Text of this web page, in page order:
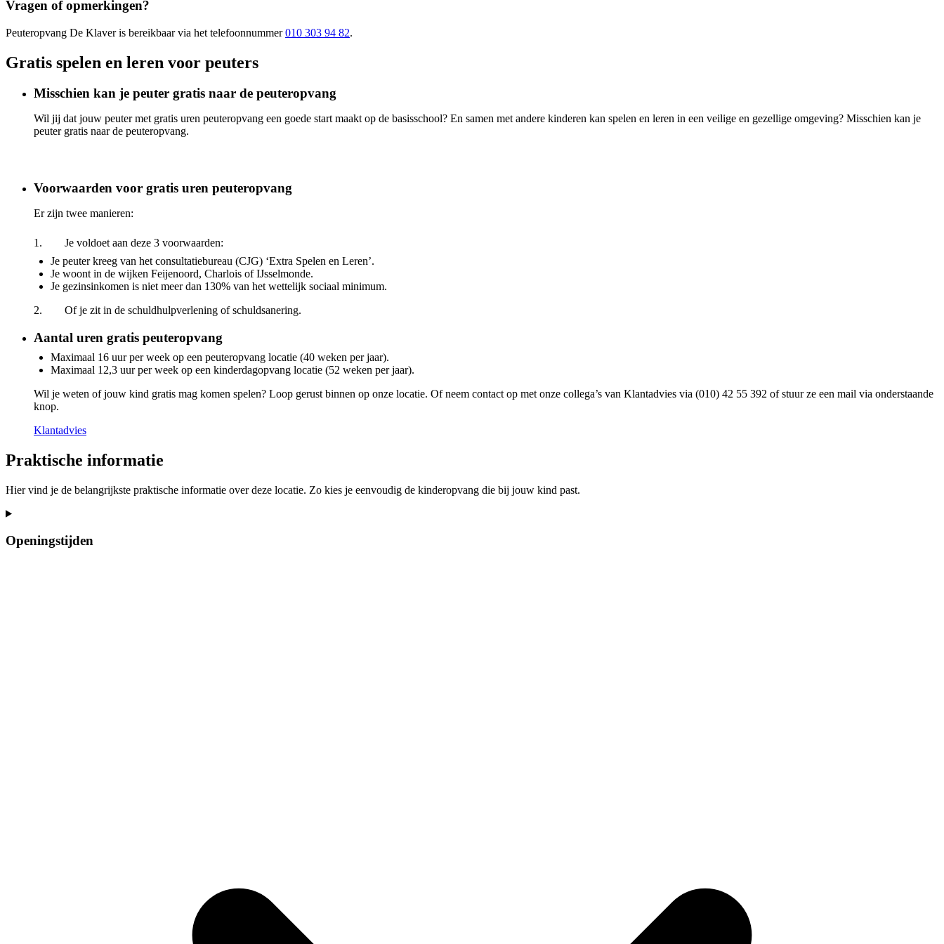
Vragen of opmerkingen?
Peuteropvang De Klaveris bereikbaar via het telefoonnummer 010 303 94 82.
Gratis spelen en leren voor peuters
Misschien kan je peuter gratis naar de peuteropvang
Wil jij dat jouw peuter met gratis uren peuteropvang een goede start maakt op de basisschool? En samen met andere kinderen kan spelen en leren in een veilige en gezellige omgeving? Misschien kan je
peuter gratis naar de peuteropvang.
Voorwaarden voor gratis uren peuteropvang
Er zijn twee manieren:
1. Je voldoet aan deze 3 voorwaarden:
Je peuter kreeg van het consultatiebureau (CJG) ‘Extra Spelen en Leren’.
Je woont in de wijken Feijenoord, Charlois of IJsselmonde.
Je gezinsinkomen is niet meer dan 130% van het wettelijk sociaal minimum.
2. Of je zit in de schuldhulpverlening of schuldsanering.
Aantal uren gratis peuteropvang
Maximaal 16 uur per week op een peuteropvang locatie (40 weken per jaar).
Maximaal 12,3 uur per week op een kinderdagopvang locatie (52 weken per jaar).
Wil je weten of jouw kind gratis mag komen spelen? Loop gerust binnen op onze locatie. Of neem contact op met onze collega’s van Klantadvies via (010) 42 55 392 of stuur ze een mail via onderstaande
knop.
Klantadvies
Praktische informatie
Hier vind je de belangrijkste praktische informatie over deze locatie. Zo kies je eenvoudig de kinderopvang die bij jouw kind past.
Openingstijden